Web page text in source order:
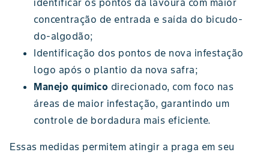
identificar os pontos da lavoura com maior
concentração de entrada e saída do bicudo-
do-algodão;
Identificação dos pontos de nova infestação
logo após o plantio da nova safra;
Manejo químico direcionado, com foco nas
áreas de maior infestação, garantindo um
controle de bordadura mais eficiente.
Essas medidas permitem atingir a praga em seu